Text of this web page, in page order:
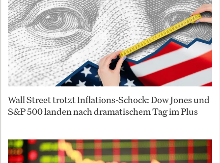
Wall Street trotzt Inflations-Schock: Dow Jones und
S&P 500 landen nach dramatischem Tag im Plus